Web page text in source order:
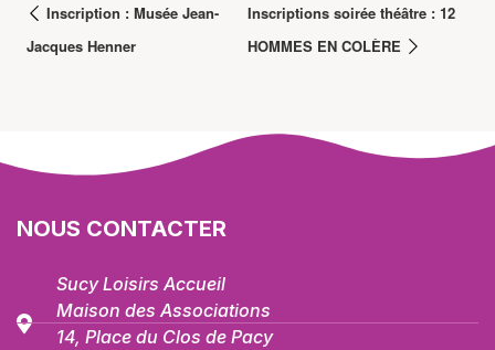
Inscription : Musée Jean-
Jacques Henner
Inscriptions soirée théâtre : 12
HOMMES EN COLÈRE
NOUS CONTACTER
Sucy Loisirs Accueil
Maison des Associations
14, Place du Clos de Pacy